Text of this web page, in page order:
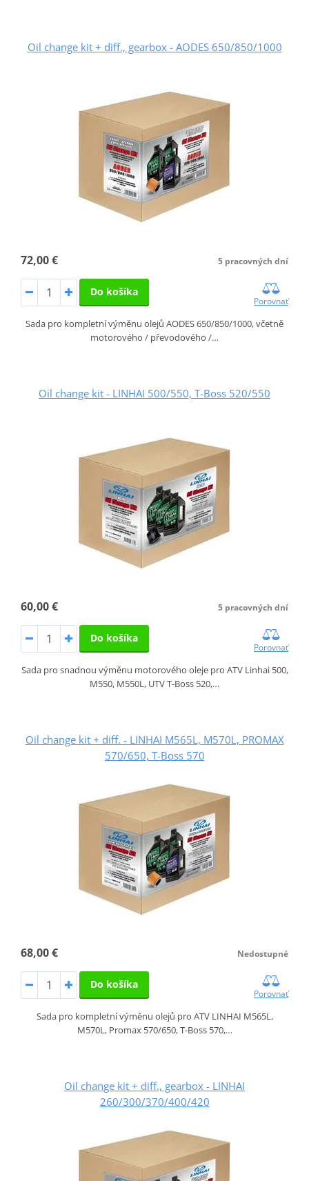
Oil change kit + diff., gearbox - AODES 650/850/1000
72,00 € 5 pracovných dní
Do košíka
Porovnať
Sada pro kompletní výměnu olejů AODES 650/850/1000, včetně
motorového / převodového /…
Oil change kit - LINHAI 500/550, T-Boss 520/550
60,00 € 5 pracovných dní
Do košíka
Porovnať
Sada pro snadnou výměnu motorového oleje pro ATV Linhai 500,
M550, M550L, UTV T-Boss 520,…
Oil change kit + diff. - LINHAI M565L, M570L, PROMAX
570/650, T-Boss 570
68,00 € Nedostupné
Do košíka
Porovnať
Sada pro kompletní výměnu olejů pro ATV LINHAI M565L,
M570L, Promax 570/650, T-Boss 570,…
Oil change kit + diff., gearbox - LINHAI
260/300/370/400/420